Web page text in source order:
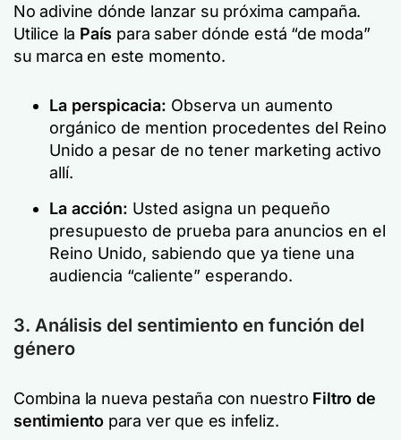
No adivine dónde lanzar su próxima campaña.
Utilice la País para saber dónde está “de moda”
su marca en este momento.
La perspicacia: Observa un aumento
orgánico de mention procedentes del Reino
Unido a pesar de no tener marketing activo
allí.
La acción: Usted asigna un pequeño
presupuesto de prueba para anuncios en el
Reino Unido, sabiendo que ya tiene una
audiencia “caliente” esperando.
3. Análisis del sentimiento en función del
género
Combina la nueva pestaña con nuestro Filtro de
sentimiento para ver que es infeliz.